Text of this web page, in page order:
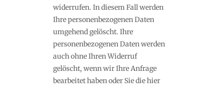
widerrufen. In diesem Fall werden
Ihre personenbezogenen Daten
umgehend gelöscht. Ihre
personenbezogenen Daten werden
auch ohne Ihren Widerruf
gelöscht, wenn wir Ihre Anfrage
bearbeitet haben oder Sie die hier